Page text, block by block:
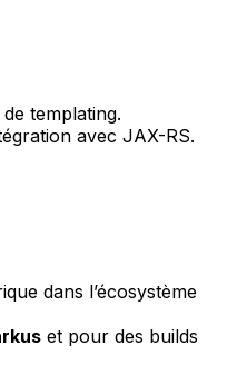
templating.
avec JAX-RS.
dans l’écosystème
et pour des builds